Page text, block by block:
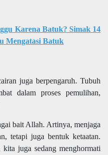
Karena Batuk? Simak 14
Mengatasi Batuk
juga berpengaruh. Tubuh
dalam proses pemulihan,
bait Allah. Artinya, menjaga
tetapi juga bentuk ketaatan.
juga sedang menghormati